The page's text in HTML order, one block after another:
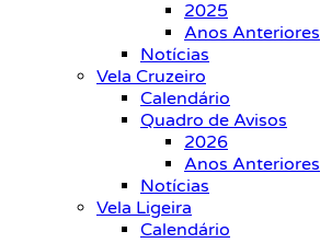
2025
Anos Anteriores
Notícias
Vela Cruzeiro
Calendário
Quadro de Avisos
2026
Anos Anteriores
Notícias
Vela Ligeira
Calendário